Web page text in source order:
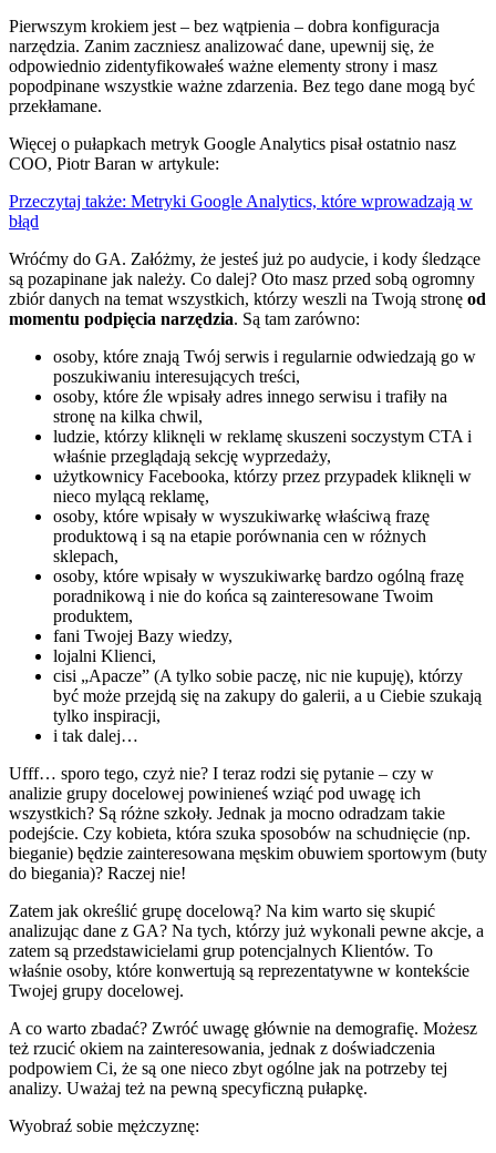
Pierwszym krokiem jest – bez wątpienia – dobra konfiguracja
narzędzia. Zanim zaczniesz analizować dane, upewnij się, że
odpowiednio zidentyfikowałeś ważne elementy strony i masz
popodpinane wszystkie ważne zdarzenia. Bez tego dane mogą być
przekłamane.
Więcej o pułapkach metryk Google Analytics pisał ostatnio nasz
COO, Piotr Baran w artykule:
Przeczytaj także: Metryki Google Analytics, które wprowadzają w
błąd
Wróćmy do GA. Załóżmy, że jesteś już po audycie, i kody śledzące
są pozapinane jak należy. Co dalej? Oto masz przed sobą ogromny
zbiór danych na temat wszystkich, którzy weszli na Twoją stronę od
momentu podpięcia narzędzia. Są tam zarówno:
osoby, które znają Twój serwis i regularnie odwiedzają go w
poszukiwaniu interesujących treści,
osoby, które źle wpisały adres innego serwisu i trafiły na
stronę na kilka chwil,
ludzie, którzy kliknęli w reklamę skuszeni soczystym CTA i
właśnie przeglądają sekcję wyprzedaży,
użytkownicy Facebooka, którzy przez przypadek kliknęli w
nieco mylącą reklamę,
osoby, które wpisały w wyszukiwarkę właściwą frazę
produktową i są na etapie porównania cen w różnych
sklepach,
osoby, które wpisały w wyszukiwarkę bardzo ogólną frazę
poradnikową i nie do końca są zainteresowane Twoim
produktem,
fani Twojej Bazy wiedzy,
lojalni Klienci,
cisi „Apacze” (A tylko sobie paczę, nic nie kupuję), którzy
być może przejdą się na zakupy do galerii, a u Ciebie szukają
tylko inspiracji,
i tak dalej…
Ufff… sporo tego, czyż nie? I teraz rodzi się pytanie – czy w
analizie grupy docelowej powinieneś wziąć pod uwagę ich
wszystkich? Są różne szkoły. Jednak ja mocno odradzam takie
podejście. Czy kobieta, która szuka sposobów na schudnięcie (np.
bieganie) będzie zainteresowana męskim obuwiem sportowym (buty
do biegania)? Raczej nie!
Zatem jak określić grupę docelową? Na kim warto się skupić
analizując dane z GA? Na tych, którzy już wykonali pewne akcje, a
zatem są przedstawicielami grup potencjalnych Klientów. To
właśnie osoby, które konwertują są reprezentatywne w kontekście
Twojej grupy docelowej.
A co warto zbadać? Zwróć uwagę głównie na demografię. Możesz
też rzucić okiem na zainteresowania, jednak z doświadczenia
podpowiem Ci, że są one nieco zbyt ogólne jak na potrzeby tej
analizy. Uważaj też na pewną specyficzną pułapkę.
Wyobraź sobie mężczyznę: